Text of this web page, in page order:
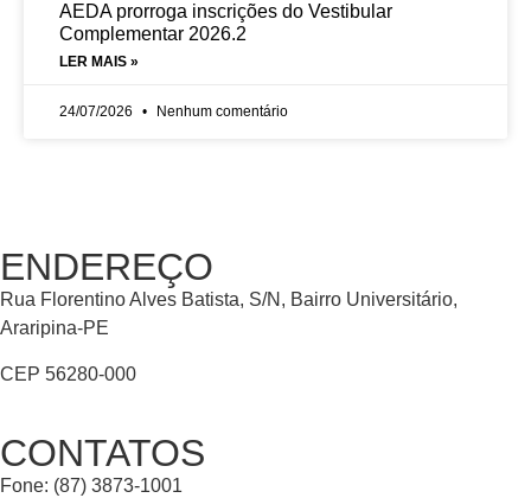
AEDA prorroga inscrições do Vestibular
Complementar 2026.2
LER MAIS »
24/07/2026 Nenhum comentário
ENDEREÇO
Rua Florentino Alves Batista, S/N, Bairro Universitário,
Araripina-PE
CEP 56280-000
CONTATOS
Fone: (87) 3873-1001